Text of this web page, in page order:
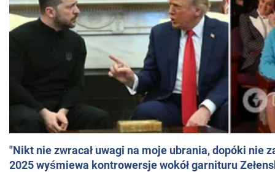
"Nikt nie zwracał uwagi na moje ubrania, dopóki nie
2025 wyśmiewa kontrowersje wokół garnituru